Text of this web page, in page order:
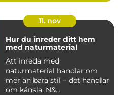
11. nov
Hur du inreder ditt hem
med naturmaterial
Att inreda med
naturmaterial handlar om
mer än bara stil – det handlar
om känsla. N&...